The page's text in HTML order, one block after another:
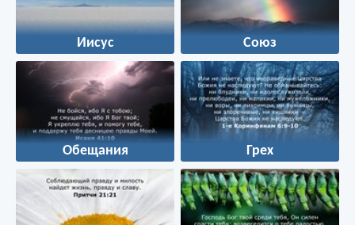
Иисус Союз
Обещания Грех